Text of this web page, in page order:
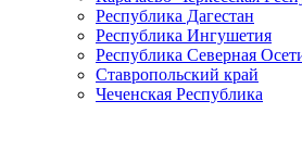
Республика Дагестан
Республика Ингушетия
Республика Северная
Ставропольский край
Чеченская Республика